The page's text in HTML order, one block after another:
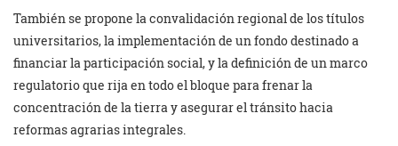
También se propone la convalidación regional de los títulos
universitarios, la implementación de un fondo destinado a
financiar la participación social, y la definición de un marco
regulatorio que rija en todo el bloque para frenar la
concentración de la tierra y asegurar el tránsito hacia
reformas agrarias integrales.